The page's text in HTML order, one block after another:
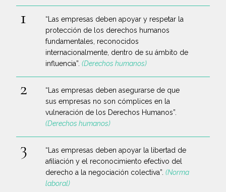
“Las empresas deben apoyar y respetar la
protección de los derechos humanos
fundamentales, reconocidos
internacionalmente, dentro de su ámbito de
influencia”. (Derechos humanos)
“Las empresas deben asegurarse de que
sus empresas no son cómplices en la
vulneración de los Derechos Humanos”.
(Derechos humanos)
“Las empresas deben apoyar la libertad de
afiliación y el reconocimiento efectivo del
derecho a la negociación colectiva”. (Norma
laboral)